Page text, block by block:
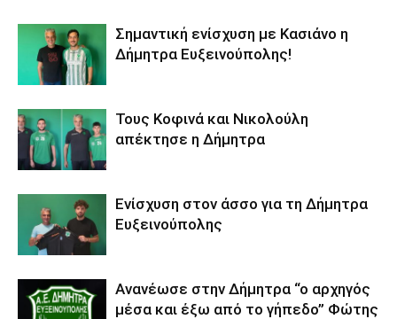
Σημαντική ενίσχυση με Κασιάνο η
Δήμητρα Ευξεινούπολης!
Τους Κοφινά και Νικολούλη
απέκτησε η Δήμητρα
Ενίσχυση στον άσσο για τη Δήμητρα
Ευξεινούπολης
Ανανέωσε στην Δήμητρα “ο αρχηγός
μέσα και έξω από το γήπεδο” Φώτης